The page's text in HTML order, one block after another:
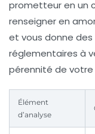
prometteur en un
renseigner en
et vous donne
réglementaires à
pérennité de votre
Élément
d’analyse